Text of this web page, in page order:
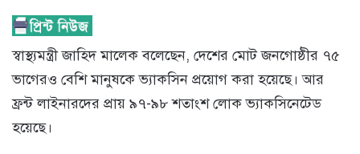
স্বাস্থ্যমন্ত্রী জাহিদ মালেক বলেছেন, দেশের মোট জনগোষ্ঠীর ৭৫
ভাগেরও বেশি মানুষকে ভ্যাকসিন প্রয়োগ করা হয়েছে। আর
ফ্রন্ট লাইনারদের প্রায় ৯৭-৯৮ শতাংশ লোক ভ্যাকসিনেটেড
হয়েছে।